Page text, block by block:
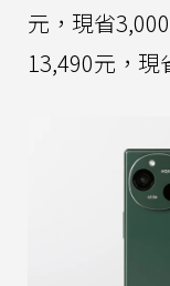
元，現省
13,490元，現